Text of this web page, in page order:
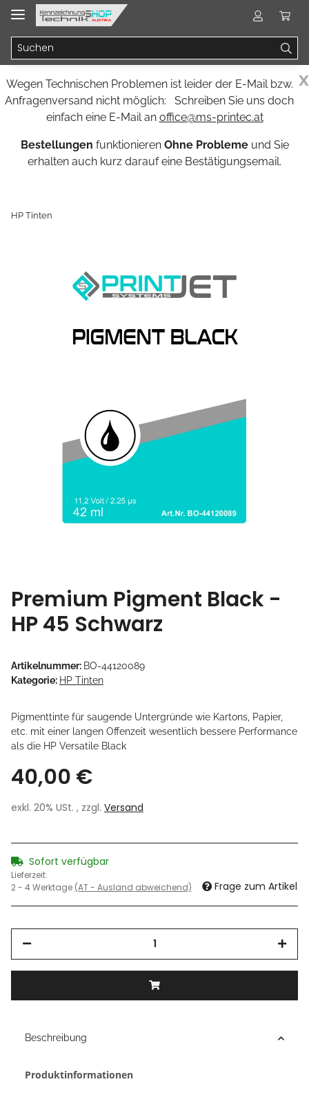
x
Wegen Technischen Problemen ist leider der E-Mail bzw.
Anfragenversand nicht möglich: Schreiben Sie uns doch
einfach eine E-Mail an office@ms-printec.at
Bestellungen funktionieren Ohne Problemeund Sie
erhalten auch kurz darauf eine Bestätigungsemail.
HP Tinten
Premium Pigment Black -
HP 45 Schwarz
Artikelnummer: BO-44120089
Kategorie: HP Tinten
Pigmenttinte für saugende Untergründe wie Kartons, Papier,
etc. mit einer langen Offenzeit wesentlich bessere Performance
als die HP Versatile Black
40,00 €
exkl. 20% USt. , zzgl. Versand
Sofort verfügbar
Lieferzeit:
2 - 4 Werktage (AT - Ausland abweichend) Frage zum Artikel
Beschreibung
Produktinformationen